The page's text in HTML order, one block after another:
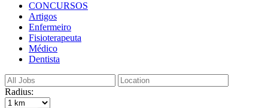
CONCURSOS
Artigos
Enfermeiro
Fisioterapeuta
Médico
Dentista
Radius: